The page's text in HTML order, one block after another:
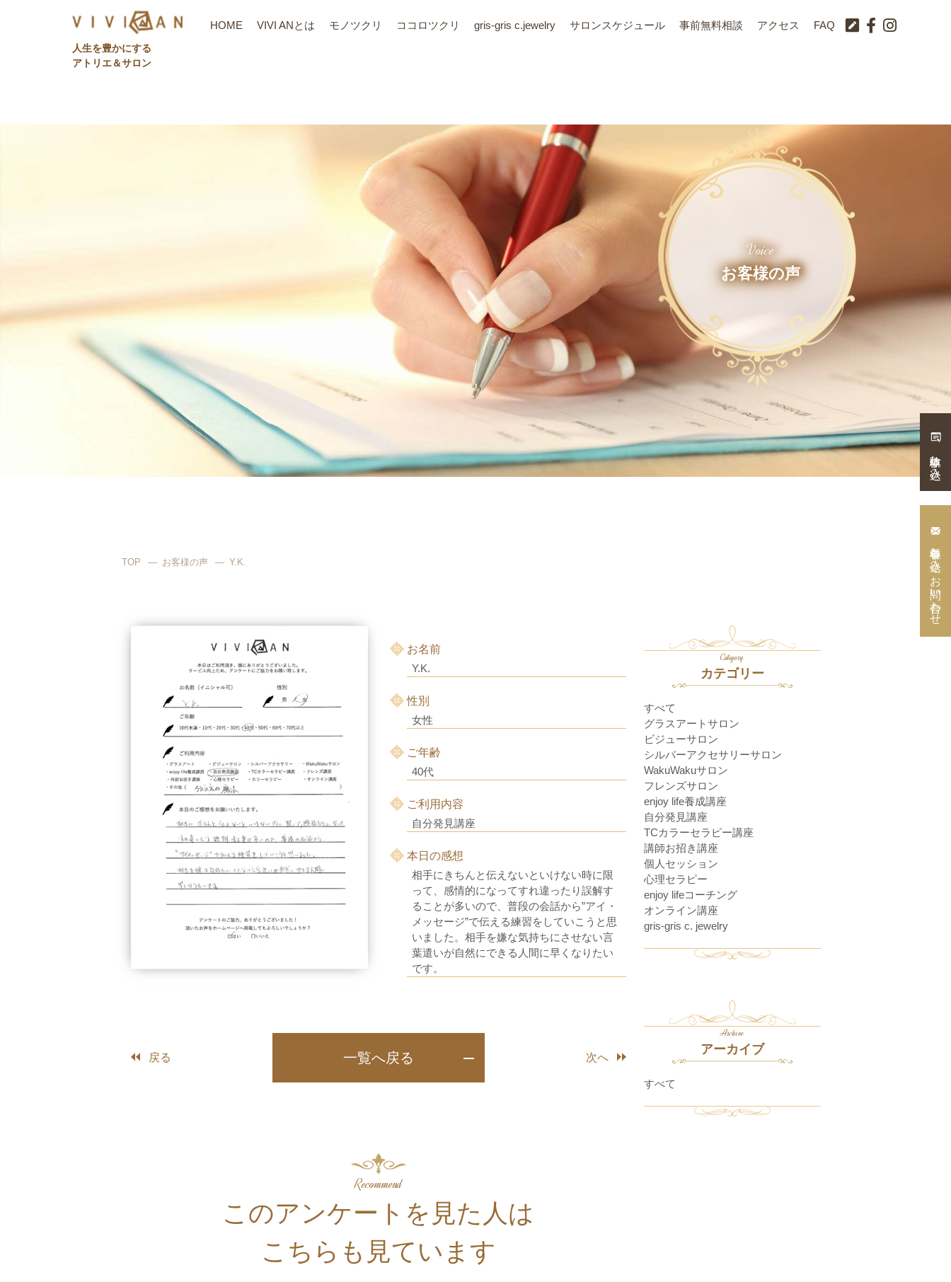
⼈⽣を豊かにする
アトリエ＆サロン
HOME VIVI ANとは モノツクリ ココロツクリ gris-gris c.jewelry サロンスケジュール 事前無料相談 アクセス FAQ
Voice
お客様の声
TOP お客様の声 Y.K.
お名前
Y.K.
性別
女性
ご年齢
40代
ご利用内容
自分発見講座
本日の感想
相手にきちんと伝えないといけない時に限
って、感情的になってすれ違ったり誤解す
ることが多いので、普段の会話から”アイ・
メッセージ”で伝える練習をしていこうと思
いました。相手を嫌な気持ちにさせない言
葉遣いが自然にできる人間に早くなりたい
です。
戻る 一覧へ戻る 次へ
Recommend
このアンケートを⾒た人は
こちらも見ています
Category
カテゴリー
すべて
グラスアートサロン
ビジューサロン
シルバーアクセサリーサロン
WakuWakuサロン
フレンズサロン
enjoy life養成講座
自分発見講座
TCカラーセラピー講座
講師お招き講座
個人セッション
心理セラピー
enjoy lifeコーチング
オンライン講座
gris-gris c. jewelry
Archive
アーカイブ
すべて
体験申し込み
各種申し込み・
お問い合わせ